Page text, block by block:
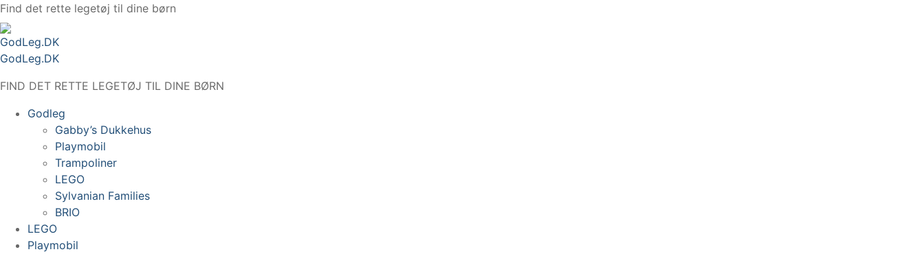
Spring
til
indhold
Find det rette legetøj til dine børn
GodLeg.DK
FIND DET RETTE LEGETØJ TIL DINE BØRN
Godleg
Gabby’s Dukkehus
Playmobil
Trampoliner
LEGO
Sylvanian Families
BRIO
LEGO
Playmobil